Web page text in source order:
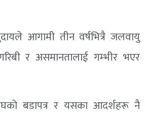
आगामी तीन वर्षभित्रै जलवायु
र असमानतालाई गम्भीर भएर
बडापत्र र यसका आदर्शहरू नै